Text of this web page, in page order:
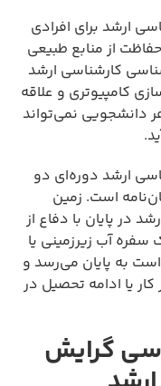
ارشد برای افرادی
از منابع طبیعی
کارشناسی ارشد
کامپیوتری و علاقه
دانشجویی نمی‌تواند
ارشد دوره‌ای دو
و پایان‌نامه است. زمین
در پایان با دفاع از
آب زیرزمینی یا
به پایان می‌رسد و
کار یا ادامه تحصیل در
گرایش